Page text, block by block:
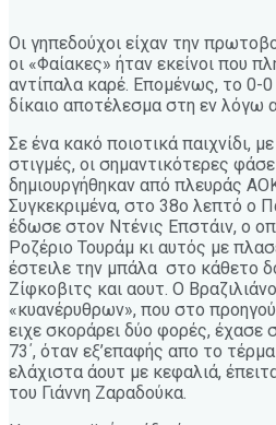
Οι γηπεδούχοι είχαν την
οι «Φαίακες» ήταν εκείνοι που
αντίπαλα καρέ. Επομένως, το 0-0
δίκαιο αποτέλεσμα στη εν λόγω
Σε ένα κακό ποιοτικά παιχνίδι,
στιγμές, οι σημαντικότερες
δημιουργήθηκαν από πλευράς
Συγκεκριμένα, στο 38ο λεπτό ο
έδωσε στον Ντένις Επστάιν, ο
Ροζέριο Τουράμ κι αυτός με
έστειλε την μπάλα στο κάθετο
Ζίφκοβιτς και αουτ. Ο
«κυανέρυθρων», που στο
ειχε σκοράρει δύο φορές, έχασε
73΄, όταν εξ’επαφής απο το
ελάχιστα άουτ με κεφαλιά,
του Γιάννη Ζαραδούκα.